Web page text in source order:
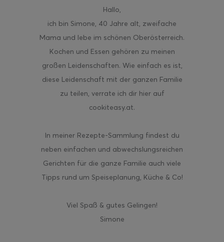
Hallo,
ich bin Simone, 40 Jahre alt, zweifache
Mama und lebe im schönen Oberösterreich.
Kochen und Essen gehören zu meinen
großen Leidenschaften. Wie einfach es ist,
diese Leidenschaft mit der ganzen Familie
zu teilen, verrate ich dir hier auf
cookiteasy.at.
In meiner Rezepte-Sammlung findest du
neben einfachen und abwechslungsreichen
Gerichten für die ganze Familie auch viele
Tipps rund um Speiseplanung, Küche & Co!
Viel Spaß & gutes Gelingen!
Simone